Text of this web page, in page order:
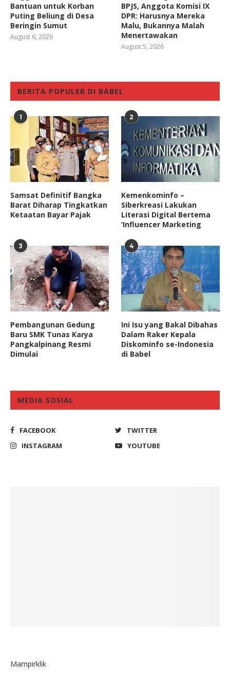
Bantuan untuk Korban
Puting Beliung di Desa
Beringin Sumut
August 6, 2026
BPJS, Anggota Komisi IX
DPR: Harusnya Mereka
Malu, Bukannya Malah
Menertawakan
August 5, 2026
BERITA POPULER DI BABEL
1
Samsat Definitif Bangka
Barat Diharap Tingkatkan
Ketaatan Bayar Pajak
2
Kemenkominfo –
Siberkreasi Lakukan
Literasi Digital Bertema
‘Influencer Marketing
3
Pembangunan Gedung
Baru SMK Tunas Karya
Pangkalpinang Resmi
Dimulai
4
Ini Isu yang Bakal Dibahas
Dalam Raker Kepala
Diskominfo se-Indonesia
di Babel
MEDIA SOSIAL
FACEBOOK
TWITTER
INSTAGRAM
YOUTUBE
Mampirklik